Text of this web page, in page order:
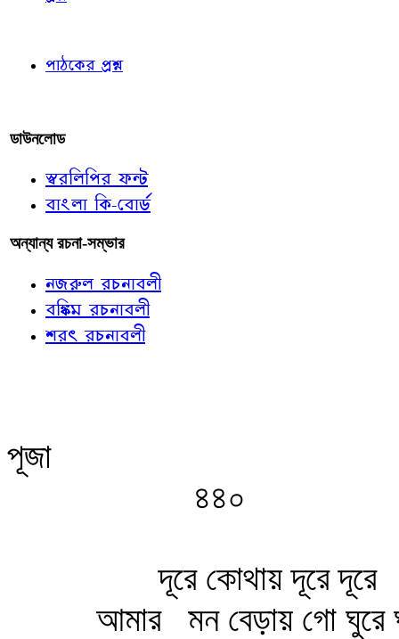
পাঠকের প্রশ্ন
ডাউনলোড
স্বরলিপির ফন্ট
বাংলা কি-বোর্ড
অন্যান্য রচনা-সম্ভার
নজরুল রচনাবলী
বঙ্কিম রচনাবলী
শরৎ রচনাবলী
পূজা
৪৪০
দূরে কোথায় দূরে দূরে
আমার
মন বেড়ায় গো ঘুরে